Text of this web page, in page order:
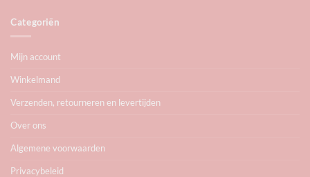
Categoriën
Mijn account
Winkelmand
Verzenden, retourneren en levertijden
Over ons
Algemene voorwaarden
Privacybeleid